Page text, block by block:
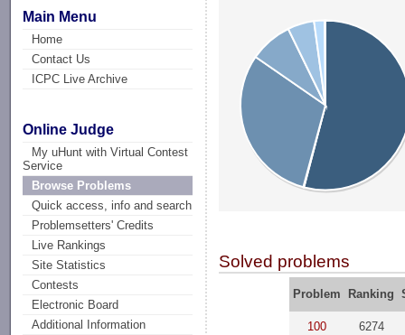
Main Menu
Home
Contact Us
ICPC Live Archive
Online Judge
My uHunt with Virtual Contest
Service
Browse Problems
Quick access, info and search
Problemsetters' Credits
Live Rankings
Site Statistics
Contests
Electronic Board
Additional Information
Solved problems
Problem Ranking
100 6274